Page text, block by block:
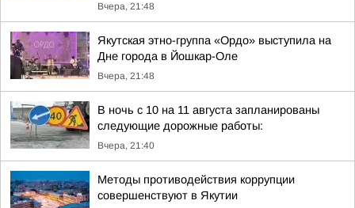
Вчера, 21:48
Якутская этно-группа «Ордо» выступила на
Дне города в Йошкар-Оле
Вчера, 21:48
В ночь с 10 на 11 августа запланированы
следующие дорожные работы:
Вчера, 21:40
Методы противодействия коррупции
совершенствуют в Якутии